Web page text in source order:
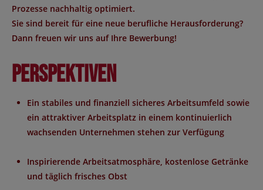
Prozesse nachhaltig optimiert.
Sie sind bereit für eine neue berufliche Herausforderung?
Dann freuen wir uns auf Ihre Bewerbung!
Perspektiven
Ein stabiles und finanziell sicheres Arbeitsumfeld sowie
ein attraktiver Arbeitsplatz in einem kontinuierlich
wachsenden Unternehmen stehen zur Verfügung
Inspirierende Arbeitsatmosphäre, kostenlose Getränke
und täglich frisches Obst